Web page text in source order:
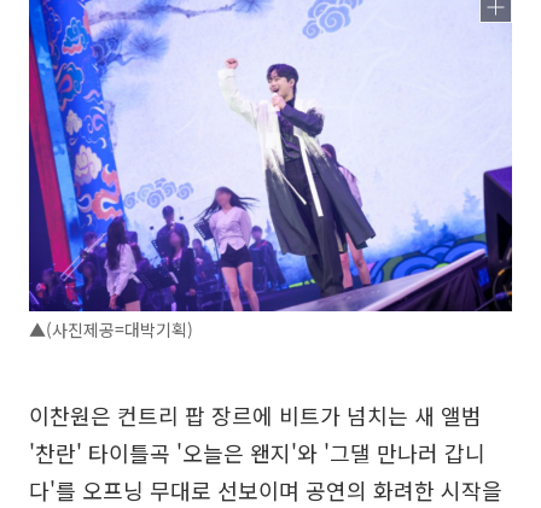
▲(사진제공=대박기획)
이찬원은 컨트리 팝 장르에 비트가 넘치는 새 앨범
'찬란' 타이틀곡 '오늘은 왠지'와 '그댈 만나러 갑니
다'를 오프닝 무대로 선보이며 공연의 화려한 시작을